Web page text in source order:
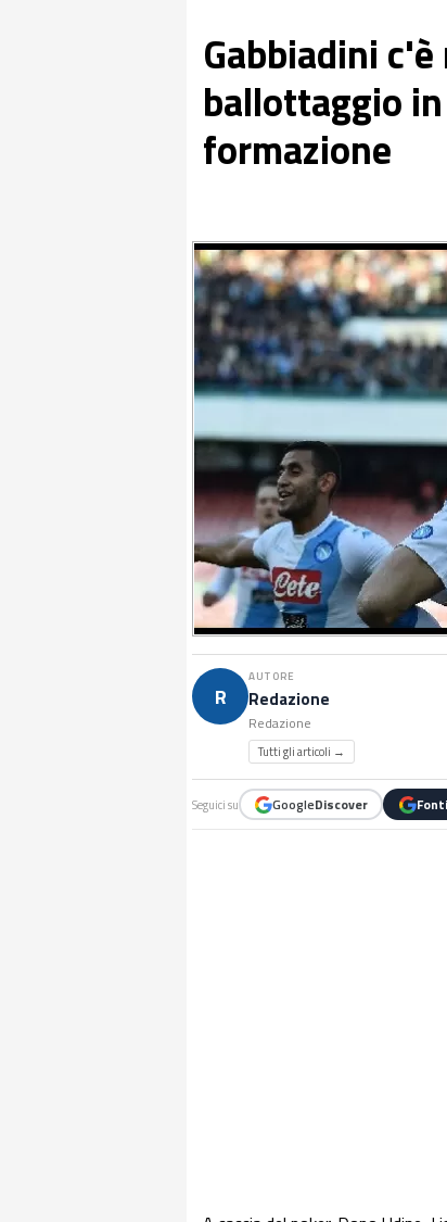
Gabbiadini
ballottaggio
formazione
R
AUTORE
Redazione
Redazione
Tutti gli articoli →
Seguici su GoogleDiscover